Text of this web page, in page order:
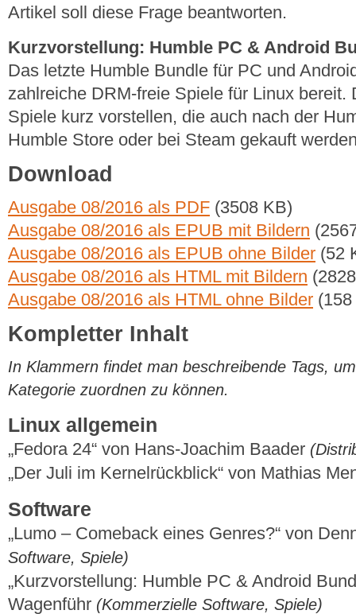
Artikel soll diese Frage beantworten.
Kurzvorstellung: Humble PC & Android
Das letzte Humble Bundle für PC und
zahlreiche DRM-freie Spiele für Linux bereit.
Spiele kurz vorstellen, die auch nach der
Humble Store oder bei Steam gekauft
Download
Ausgabe 08/2016 als PDF (3508 KB)
Ausgabe 08/2016 als EPUB mit Bildern
Ausgabe 08/2016 als EPUB ohne Bilder (52
Ausgabe 08/2016 als HTML mit Bildern
Ausgabe 08/2016 als HTML ohne Bilder
Kompletter Inhalt
In Klammern findet man beschreibende Tags,
Kategorie zuordnen zu können.
Linux allgemein
„Fedora 24“ von Hans-Joachim Baader
„Der Juli im Kernelrückblick“ von Mathias
Software
„Lumo – Comeback eines Genres?“ von
Software, Spiele)
„Kurzvorstellung: Humble PC & Android
Wagenführ (Kommerzielle Software, Spiele)